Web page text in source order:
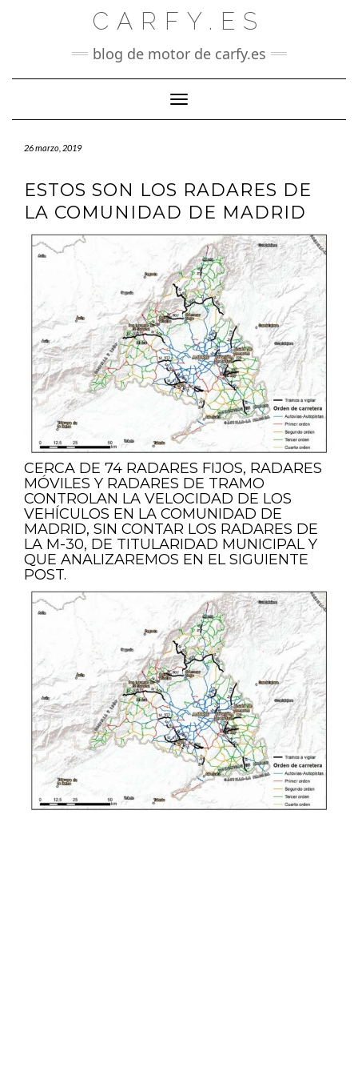
CARFY.ES
blog de motor de carfy.es
Cambiar modo de navegación
26 marzo, 2019
ESTOS SON LOS RADARES DE
LA COMUNIDAD DE MADRID
CERCA DE 74 RADARES FIJOS, RADARES
MÓVILES Y RADARES DE TRAMO
CONTROLAN LA VELOCIDAD DE LOS
VEHÍCULOS EN LA COMUNIDAD DE
MADRID, SIN CONTAR LOS RADARES DE
LA M-30, DE TITULARIDAD MUNICIPAL Y
QUE ANALIZAREMOS EN EL SIGUIENTE
POST.